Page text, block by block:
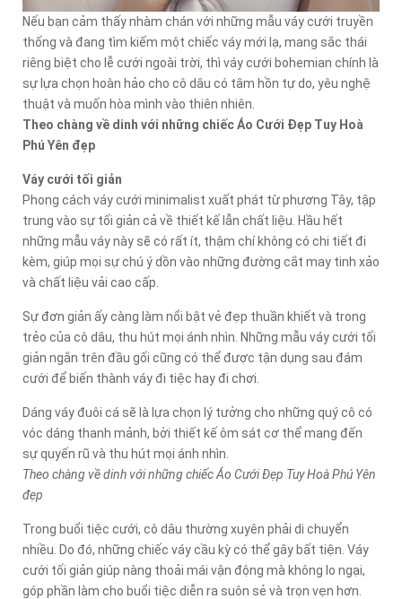
Nếu bạn cảm thấy nhàm chán với những mẫu váy cưới truyền
thống và đang tìm kiếm một chiếc váy mới lạ, mang sắc thái
riêng biệt cho lễ cưới ngoài trời, thì váy cưới bohemian chính là
sự lựa chọn hoàn hảo cho cô dâu có tâm hồn tự do, yêu nghệ
thuật và muốn hòa mình vào thiên nhiên.
Theo chàng về dinh với những chiếc Áo Cưới Đẹp Tuy Hoà
Phú Yên đẹp
Váy cưới tối giản
Phong cách váy cưới minimalist xuất phát từ phương Tây, tập
trung vào sự tối giản cả về thiết kế lẫn chất liệu. Hầu hết
những mẫu váy này sẽ có rất ít, thậm chí không có chi tiết đi
kèm, giúp mọi sự chú ý dồn vào những đường cắt may tinh xảo
và chất liệu vải cao cấp.
Sự đơn giản ấy càng làm nổi bật vẻ đẹp thuần khiết và trong
trẻo của cô dâu, thu hút mọi ánh nhìn. Những mẫu váy cưới tối
giản ngắn trên đầu gối cũng có thể được tận dụng sau đám
cưới để biến thành váy đi tiệc hay đi chơi.
Dáng váy đuôi cá sẽ là lựa chọn lý tưởng cho những quý cô có
vóc dáng thanh mảnh, bởi thiết kế ôm sát cơ thể mang đến
sự quyến rũ và thu hút mọi ánh nhìn.
Theo chàng về dinh với những chiếc Áo Cưới Đẹp Tuy Hoà Phú Yên
đẹp
Trong buổi tiệc cưới, cô dâu thường xuyên phải di chuyển
nhiều. Do đó, những chiếc váy cầu kỳ có thể gây bất tiện. Váy
cưới tối giản giúp nàng thoải mái vận động mà không lo ngại,
góp phần làm cho buổi tiệc diễn ra suôn sẻ và trọn vẹn hơn.